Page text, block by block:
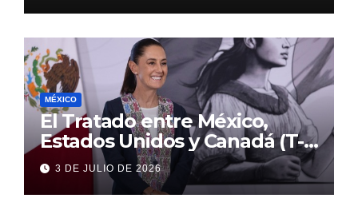
MÉXICO
El Tratado entre México,
Estados Unidos y Canadá (T-
MEC) se mantiene hasta el
2036: Presidenta Claudia
Sheinbaum
3 DE JULIO DE 2026